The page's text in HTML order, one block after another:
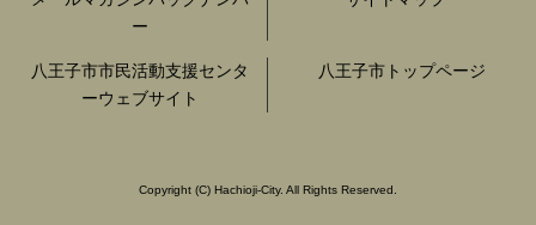
ー
八王子市市民活動支援センタ
ーウェブサイト
八王子市トップページ
Copyright (C) Hachioji-City. All Rights Reserved.